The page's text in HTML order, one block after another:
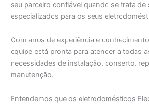
seu parceiro confiável quando se trata de
especializados para os seus
Com anos de experiência e
equipe está pronta para atender a todas
necessidades de instalação, conserto,
manutenção.
Entendemos que os eletrodomésticos